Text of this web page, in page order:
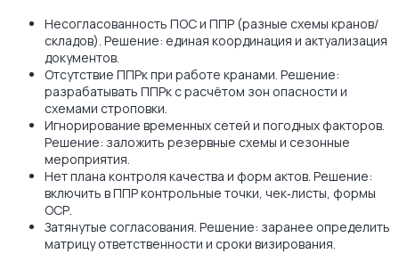
Несогласованность ПОС и ППР (разные схемы кранов/
складов). Решение: единая координация и актуализация
документов.
Отсутствие ППРк при работе кранами. Решение:
разрабатывать ППРк с расчётом зон опасности и
схемами строповки.
Игнорирование временных сетей и погодных факторов.
Решение: заложить резервные схемы и сезонные
мероприятия.
Нет плана контроля качества и форм актов. Решение:
включить в ППР контрольные точки, чек‑листы, формы
ОСР.
Затянутые согласования. Решение: заранее определить
матрицу ответственности и сроки визирования.